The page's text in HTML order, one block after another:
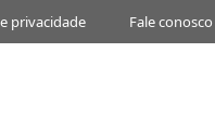
privacidade Fale conosco